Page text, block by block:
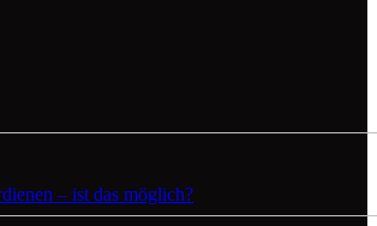
– ist das möglich?